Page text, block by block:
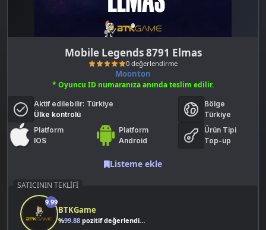
Mobile Legends 8791 Elmas
Moonton
* Oyuncu ID numaranıza anında teslim edilir.
Aktif edilebilir: Türkiye
Ülke kontrolü
Bölge
Türkiye
Platform
IOS
Platform
Android
Ürün Tipi
Top-up
Listeme ekle
SATICININ TEKLIFI
9.99
BTKGame
%99.88 pozitif değerlendirme